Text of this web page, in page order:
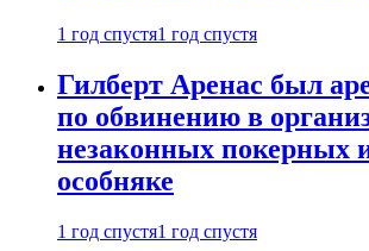
1 год спустя1 год спустя
Гилберт Аренас был
по обвинению в
незаконных покерных
особняке
1 год спустя1 год спустя